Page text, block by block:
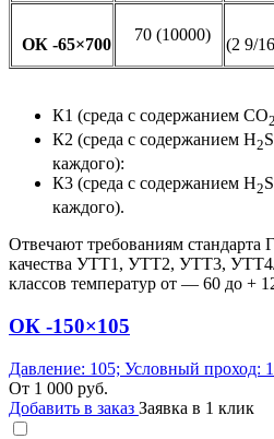
ОК -65×700
70 (10000)
(2 9/
К1 (среда с содержанием СО2
К2 (среда с содержанием Н2
каждого):
К3 (среда с содержанием Н2
каждого).
Отвечают требованиям
качества УТТ1, УТТ2, УТТ3,
классов температур от — 60 до +
ОК -150×105
Давление: 105; Условный проход:
От 1 000 руб.
Добавить в заказ Заявка в 1 клик